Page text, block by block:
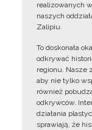
realizowanych
naszych
Zalipiu.
To doskonała
odkrywać
regionu. Nasze
aby nie tylko
również
odkrywców.
działania
sprawiają, że